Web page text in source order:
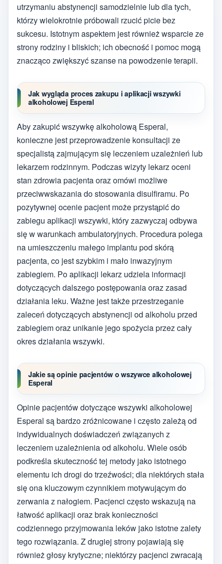
utrzymaniu abstynencji samodzielnie lub dla tych,
którzy wielokrotnie próbowali rzucić picie bez
sukcesu. Istotnym aspektem jest również wsparcie ze
strony rodziny i bliskich; ich obecność i pomoc mogą
znacząco zwiększyć szanse na powodzenie terapii.
Jak wygląda proces zakupu i aplikacji wszywki
alkoholowej Esperal
Aby zakupić wszywkę alkoholową Esperal,
konieczne jest przeprowadzenie konsultacji ze
specjalistą zajmującym się leczeniem uzależnień lub
lekarzem rodzinnym. Podczas wizyty lekarz oceni
stan zdrowia pacjenta oraz omówi możliwe
przeciwwskazania do stosowania disulfiramu. Po
pozytywnej ocenie pacjent może przystąpić do
zabiegu aplikacji wszywki, który zazwyczaj odbywa
się w warunkach ambulatoryjnych. Procedura polega
na umieszczeniu małego implantu pod skórą
pacjenta, co jest szybkim i mało inwazyjnym
zabiegiem. Po aplikacji lekarz udziela informacji
dotyczących dalszego postępowania oraz zasad
działania leku. Ważne jest także przestrzeganie
zaleceń dotyczących abstynencji od alkoholu przed
zabiegiem oraz unikanie jego spożycia przez cały
okres działania wszywki.
Jakie są opinie pacjentów o wszywce alkoholowej
Esperal
Opinie pacjentów dotyczące wszywki alkoholowej
Esperal są bardzo zróżnicowane i często zależą od
indywidualnych doświadczeń związanych z
leczeniem uzależnienia od alkoholu. Wiele osób
podkreśla skuteczność tej metody jako istotnego
elementu ich drogi do trzeźwości; dla niektórych stała
się ona kluczowym czynnikiem motywującym do
zerwania z nałogiem. Pacjenci często wskazują na
łatwość aplikacji oraz brak konieczności
codziennego przyjmowania leków jako istotne zalety
tego rozwiązania. Z drugiej strony pojawiają się
również głosy krytyczne; niektórzy pacjenci zwracają